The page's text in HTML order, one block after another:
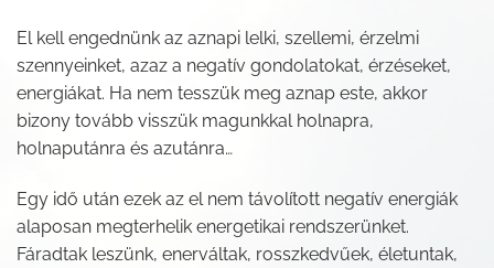
El kell engednünk az aznapi lelki, szellemi, érzelmi
szennyeinket, azaz a negatív gondolatokat, érzéseket,
energiákat. Ha nem tesszük meg aznap este, akkor
bizony tovább visszük magunkkal holnapra,
holnaputánra és azutánra…
Egy idő után ezek az el nem távolított negatív energiák
alaposan megterhelik energetikai rendszerünket.
Fáradtak leszünk, enerváltak, rosszkedvűek, életuntak,